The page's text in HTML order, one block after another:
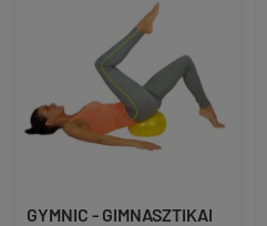
GYMNIC - GIMNASZTIKAI